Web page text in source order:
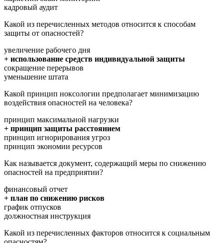
кадровый аудит
Какой из перечисленных методов относится к способам
защиты от опасностей?
увеличение рабочего дня
+ использование средств индивидуальной защиты
сокращение перерывов
уменьшение штата
Какой принцип ноксологии предполагает минимизацию
воздействия опасностей на человека?
принцип максимальной нагрузки
+ принцип защиты расстоянием
принцип игнорирования угроз
принцип экономии ресурсов
Как называется документ, содержащий меры по снижению
опасностей на предприятии?
финансовый отчет
+ план по снижению рисков
график отпусков
должностная инструкция
Какой из перечисленных факторов относится к социальным